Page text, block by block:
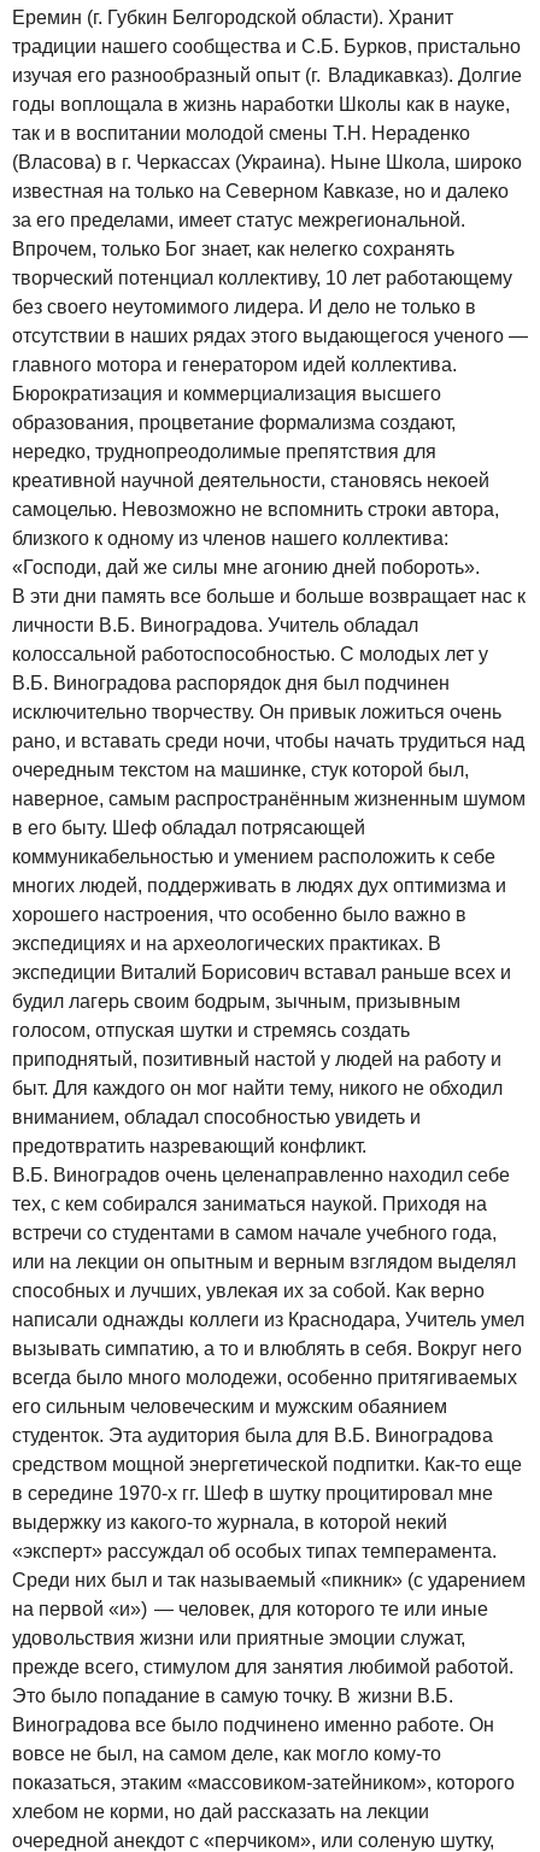
Еремин (г. Губкин Белгородской области). Хранит
традиции нашего сообщества и С.Б. Бурков, пристально
изучая его разнообразный опыт (г. Владикавказ). Долгие
годы воплощала в жизнь наработки Школы как в науке,
так и в воспитании молодой смены Т.Н. Нераденко
(Власова) в г. Черкассах (Украина). Ныне Школа, широко
известная на только на Северном Кавказе, но и далеко
за его пределами, имеет статус межрегиональной.
Впрочем, только Бог знает, как нелегко сохранять
творческий потенциал коллективу, 10 лет работающему
без своего неутомимого лидера. И дело не только в
отсутствии в наших рядах этого выдающегося ученого —
главного мотора и генератором идей коллектива.
Бюрократизация и коммерциализация высшего
образования, процветание формализма создают,
нередко, труднопреодолимые препятствия для
креативной научной деятельности, становясь некоей
самоцелью. Невозможно не вспомнить строки автора,
близкого к одному из членов нашего коллектива:
«Господи, дай же силы мне агонию дней побороть».
В эти дни память все больше и больше возвращает нас к
личности В.Б. Виноградова. Учитель обладал
колоссальной работоспособностью. С молодых лет у
В.Б. Виноградова распорядок дня был подчинен
исключительно творчеству. Он привык ложиться очень
рано, и вставать среди ночи, чтобы начать трудиться над
очередным текстом на машинке, стук которой был,
наверное, самым распространённым жизненным шумом
в его быту. Шеф обладал потрясающей
коммуникабельностью и умением расположить к себе
многих людей, поддерживать в людях дух оптимизма и
хорошего настроения, что особенно было важно в
экспедициях и на археологических практиках. В
экспедиции Виталий Борисович вставал раньше всех и
будил лагерь своим бодрым, зычным, призывным
голосом, отпуская шутки и стремясь создать
приподнятый, позитивный настой у людей на работу и
быт. Для каждого он мог найти тему, никого не обходил
вниманием, обладал способностью увидеть и
предотвратить назревающий конфликт.
В.Б. Виноградов очень целенаправленно находил себе
тех, с кем собирался заниматься наукой. Приходя на
встречи со студентами в самом начале учебного года,
или на лекции он опытным и верным взглядом выделял
способных и лучших, увлекая их за собой. Как верно
написали однажды коллеги из Краснодара, Учитель умел
вызывать симпатию, а то и влюблять в себя. Вокруг него
всегда было много молодежи, особенно притягиваемых
его сильным человеческим и мужским обаянием
студенток. Эта аудитория была для В.Б. Виноградова
средством мощной энергетической подпитки. Как-то еще
в середине 1970-х гг. Шеф в шутку процитировал мне
выдержку из какого-то журнала, в которой некий
«эксперт» рассуждал об особых типах темперамента.
Среди них был и так называемый «пикник» (с ударением
на первой «и») — человек, для которого те или иные
удовольствия жизни или приятные эмоции служат,
прежде всего, стимулом для занятия любимой работой.
Это было попадание в самую точку. В жизни В.Б.
Виноградова все было подчинено именно работе. Он
вовсе не был, на самом деле, как могло кому-то
показаться, этаким «массовиком-затейником», которого
хлебом не корми, но дай рассказать на лекции
очередной анекдот с «перчиком», или соленую шутку,